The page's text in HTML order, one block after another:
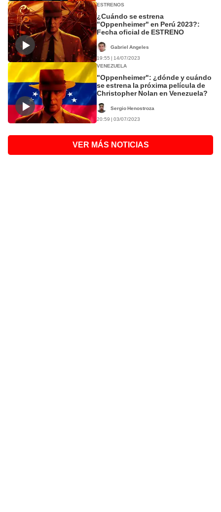
ESTRENOS
¿Cuándo se estrena
"Oppenheimer" en Perú 2023?:
Fecha oficial de ESTRENO
Gabriel Angeles
19:55 | 14/07/2023
VENEZUELA
"Oppenheimer": ¿dónde y cuándo
se estrena la próxima película de
Christopher Nolan en Venezuela?
Sergio Henostroza
20:59 | 03/07/2023
VER MÁS NOTICIAS